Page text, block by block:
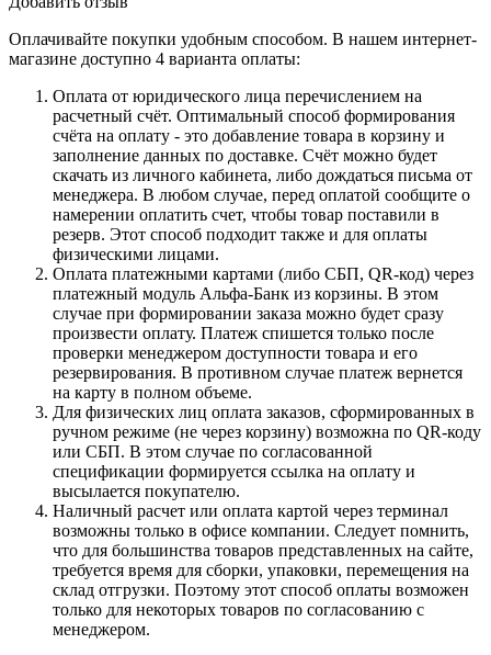
Оплачивайте покупки удобным способом. В нашем интернет-
магазине доступно 4 варианта оплаты:
Оплата от юридического лица перечислением на
расчетный счёт. Оптимальный способ формирования
счёта на оплату - это добавление товара в корзину и
заполнение данных по доставке. Счёт можно будет
скачать из личного кабинета, либо дождаться письма от
менеджера. В любом случае, перед оплатой сообщите о
намерении оплатить счет, чтобы товар поставили в
резерв. Этот способ подходит также и для оплаты
физическими лицами.
Оплата платежными картами (либо СБП, QR-код) через
платежный модуль Альфа-Банк из корзины. В этом
случае при формировании заказа можно будет сразу
произвести оплату. Платеж спишется только после
проверки менеджером доступности товара и его
резервирования. В противном случае платеж вернется
на карту в полном объеме.
Для физических лиц оплата заказов, сформированных в
ручном режиме (не через корзину) возможна по QR-коду
или СБП. В этом случае по согласованной
спецификации формируется ссылка на оплату и
высылается покупателю.
Наличный расчет или оплата картой через терминал
возможны только в офисе компании. Следует помнить,
что для большинства товаров представленных на сайте,
требуется время для сборки, упаковки, перемещения на
склад отгрузки. Поэтому этот способ оплаты возможен
только для некоторых товаров по согласованию с
менеджером.